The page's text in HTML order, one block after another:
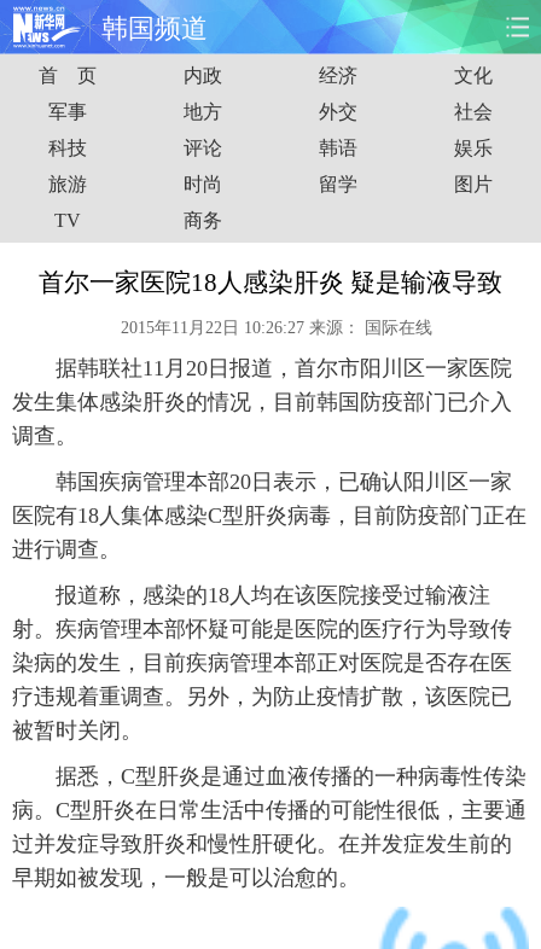
韩国频道
首页 时政 国际 财经
娱乐 体育 人事 教育
时尚 思客
港澳 台湾 华人 汽车
能源 房产
图片 视频 彩票 食品
金融 公益 军事 无人机
富媒体 摄影 新华广播
新华电视中文 新华电视英文 返回PC
首 页 内政 经济
文化
军事
地方 外交
社会
科技
评论 韩语
娱乐
旅游
时尚 留学
图片
TV
商务
首尔一家医院18人感染肝炎 疑是输液导致
2015年11月22日 10:26:27 来源： 国际在线
据韩联社11月20日报道，首尔市阳川区一家医院
发生集体感染肝炎的情况，目前韩国防疫部门已介入
调查。
韩国疾病管理本部20日表示，已确认阳川区一家
医院有18人集体感染C型肝炎病毒，目前防疫部门正在
进行调查。
报道称，感染的18人均在该医院接受过输液注
射。疾病管理本部怀疑可能是医院的医疗行为导致传
染病的发生，目前疾病管理本部正对医院是否存在医
疗违规着重调查。另外，为防止疫情扩散，该医院已
被暂时关闭。
据悉，C型肝炎是通过血液传播的一种病毒性传染
病。C型肝炎在日常生活中传播的可能性很低，主要通
过并发症导致肝炎和慢性肝硬化。在并发症发生前的
早期如被发现，一般是可以治愈的。